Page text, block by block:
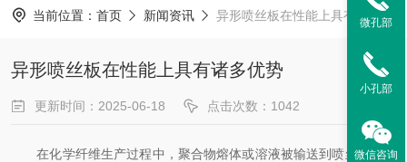
当前位置： 首页 新闻资讯 异形喷丝板在性能上具有诸多优势
异形喷丝板在性能上具有诸多优势
更新时间：2025-06-18 点击次数：1042
在化学纤维生产过程中，聚合物熔体或溶液被输送到喷丝板处。
微孔部
小孔部
微信咨询